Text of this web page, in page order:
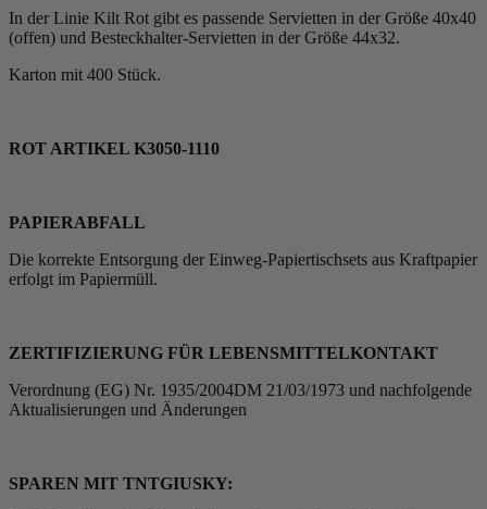
In der Linie Kilt Rot gibt es passende Servietten in der Größe 40x40
(offen) und Besteckhalter-Servietten in der Größe 44x32.
Karton mit 400 Stück.
ROT ARTIKEL K3050-1110
PAPIERABFALL
Die korrekte Entsorgung der Einweg-Papiertischsets aus Kraftpapier
erfolgt im Papiermüll.
ZERTIFIZIERUNG FÜR LEBENSMITTELKONTAKT
Verordnung (EG) Nr. 1935/2004DM 21/03/1973 und nachfolgende
Aktualisierungen und Änderungen
SPAREN MIT TNTGIUSKY: